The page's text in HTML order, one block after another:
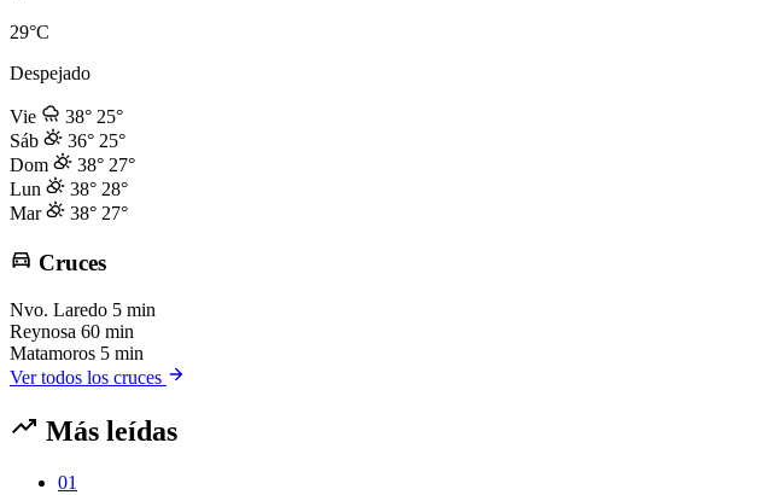
29°C
Despejado
Vie 38° 25°
Sáb
36° 25°
Dom
38° 27°
Lun
38° 28°
Mar
38° 27°
Cruces
Nvo. Laredo 5 min
Reynosa 60 min
Matamoros 5 min
Ver todos los cruces
Más leídas
01